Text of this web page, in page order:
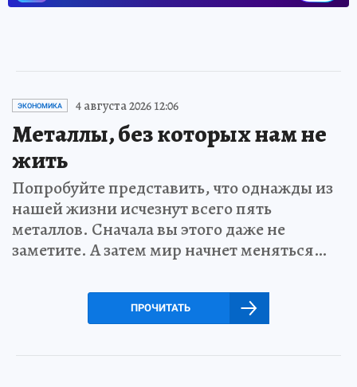
ЭКОНОМИКА 4 августа 2026 12:06
Металлы, без которых нам не
жить
Попробуйте представить, что однажды из
нашей жизни исчезнут всего пять
металлов. Сначала вы этого даже не
заметите. А затем мир начнет меняться…
ПРОЧИТАТЬ